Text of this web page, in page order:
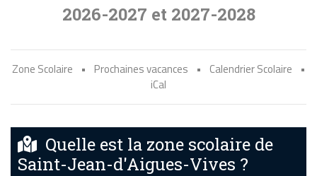
2026-2027 et 2027-2028
Zone Scolaire • Prochaines vacances • Calendrier Scolaire
•
iCal
Quelle est la zone scolaire de
Saint-Jean-d'Aigues-Vives ?